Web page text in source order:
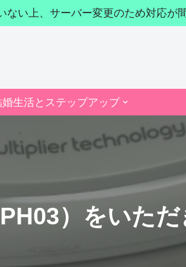
い上、サーバー変更のため対応が
婚生活とステップアップ
）をいた